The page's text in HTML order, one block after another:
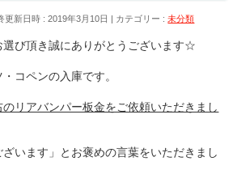
更新日時 : 2019年3月10日 カテゴリー :未分類
選び頂き誠にありがとうございます☆
コペンの入庫です。
リアバンパー板金をご依頼いただきまし
ざいます」とお褒めの言葉をいただきまし